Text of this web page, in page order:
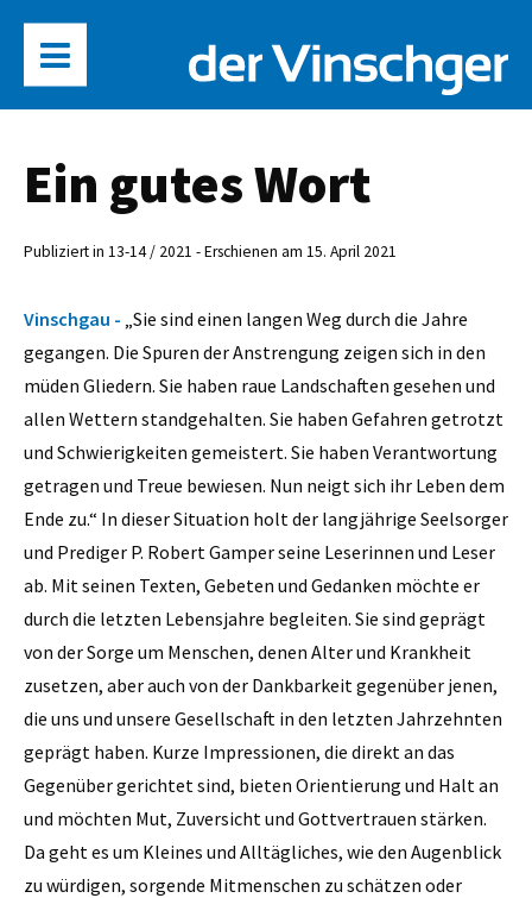
Ein gutes Wort
Publiziert in 13-14 / 2021 - Erschienen am 15. April 2021
Vinschgau - „Sie sind einen langen Weg durch die Jahre
gegangen. Die Spuren der Anstrengung zeigen sich in den
müden Gliedern. Sie haben raue Landschaften gesehen und
allen Wettern standgehalten. Sie haben Gefahren getrotzt
und Schwierigkeiten gemeistert. Sie haben Verantwortung
getragen und Treue bewiesen. Nun neigt sich ihr Leben dem
Ende zu.“ In dieser Situation holt der langjährige Seelsorger
und Prediger P. Robert Gamper seine Leserinnen und Leser
ab. Mit seinen Texten, Gebeten und Gedanken möchte er
durch die letzten Lebensjahre begleiten. Sie sind geprägt
von der Sorge um Menschen, denen Alter und Krankheit
zusetzen, aber auch von der Dankbarkeit gegenüber jenen,
die uns und unsere Gesellschaft in den letzten Jahrzehnten
geprägt haben. Kurze Impressionen, die direkt an das
Gegenüber gerichtet sind, bieten Orientierung und Halt an
und möchten Mut, Zuversicht und Gottvertrauen stärken.
Da geht es um Kleines und Alltägliches, wie den Augenblick
zu würdigen, sorgende Mitmenschen zu schätzen oder